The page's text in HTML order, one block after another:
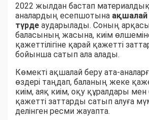
2022 жылдан бастап
аналардың есепшотына ақшалай
түрде аударылады. Соның
баласының жасына, киім
қажеттілігіне қарай қажетті
бойынша сатып ала алады.
Көмекті ақшалай беру ата-
өздері таңдап, баланың жеке
киім, аяқ киім, оқу құралдары мен
қажетті заттарды сатып алуға
делінген ресми жауапта.